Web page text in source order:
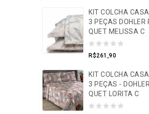
KIT COLCHA CASAL
3 PEÇAS DOHLER
QUET MELISSA C
0
u
t
R$261,90
KIT COLCHA CASAL
3 PEÇAS -
QUET LORITA C